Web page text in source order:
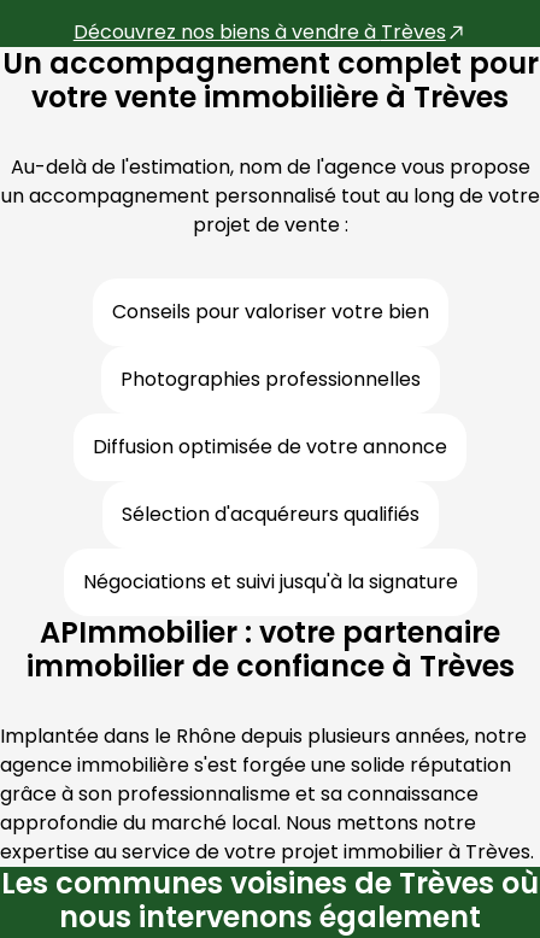
Découvrez nos biens à vendre à Trèves
Un accompagnement complet pour
votre vente immobilière à Trèves
Au-delà de l'estimation, nom de l'agence vous propose
un accompagnement personnalisé tout au long de votre
projet de vente :
Conseils pour valoriser votre bien
Photographies professionnelles
Diffusion optimisée de votre annonce
Sélection d'acquéreurs qualifiés
Négociations et suivi jusqu'à la signature
APImmobilier : votre partenaire
immobilier de confiance à Trèves
Implantée dans le Rhône depuis plusieurs années, notre
agence immobilière s'est forgée une solide réputation
grâce à son professionnalisme et sa connaissance
approfondie du marché local. Nous mettons notre
expertise au service de votre projet immobilier à Trèves.
Les communes voisines de Trèves où
nous intervenons également